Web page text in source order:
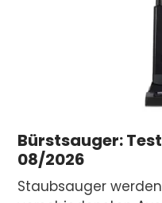
Bürstsauger:
08/2026
Staubsauger